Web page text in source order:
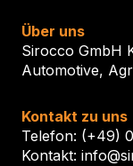
Über uns
Sirocco GmbH
Automotive,
Kontakt zu uns
Telefon: (+49)
Kontakt: